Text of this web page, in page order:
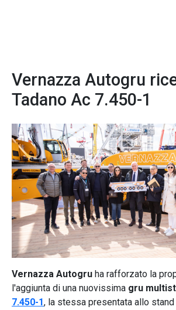
Vernazza Autogru
Tadano Ac 7.450-1
Vernazza Autogru ha rafforzato la
l'aggiunta di una nuovissima gru
7.450-1, la stessa presentata allo stand